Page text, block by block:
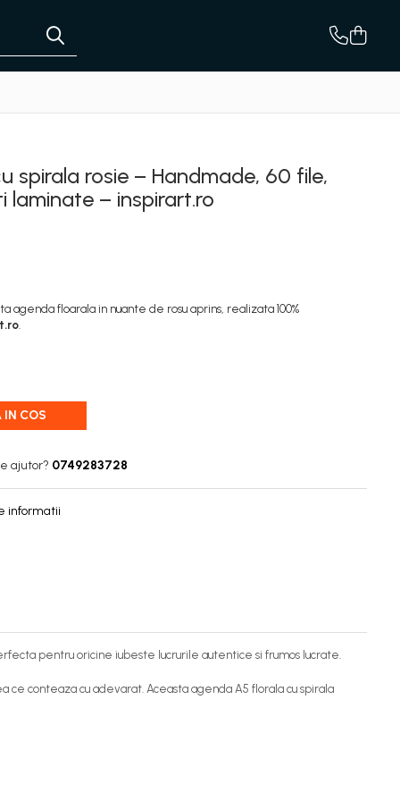
spirala rosie – Handmade, 60 file,
laminate – inspirart.ro
agenda floarala in nuante de rosu aprins, realizata 100%
.
IN COS
ajutor? 0749283728
informatii
pentru oricine iubeste lucrurile autentice si frumos lucrate.
conteaza cu adevarat. Aceasta agenda A5 florala cu spirala